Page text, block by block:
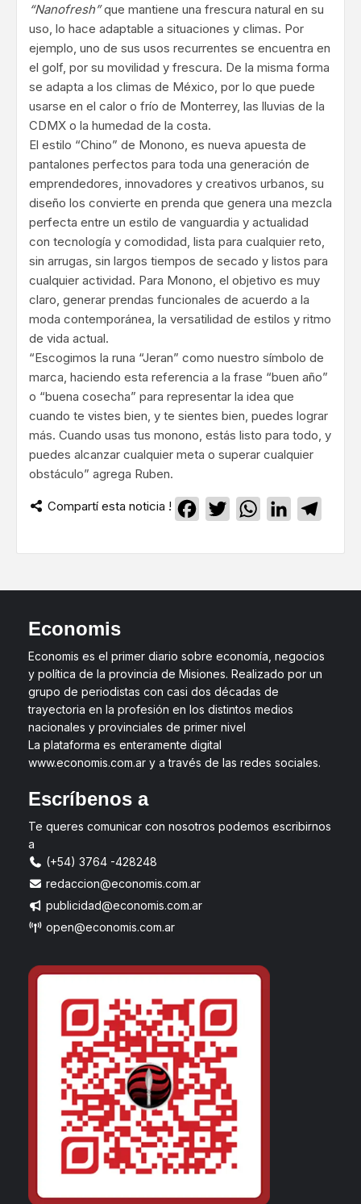
“Nanofresh”que mantiene una frescura natural en su
uso, lo hace adaptable a situaciones y climas. Por
ejemplo, uno de sus usos recurrentes se encuentra en
el golf, por su movilidad y frescura. De la misma forma
se adapta a los climas de México, por lo que puede
usarse en el calor o frío de Monterrey, las lluvias de la
CDMX o la humedad de la costa.
El estilo “Chino” de Monono, es nueva apuesta de
pantalones perfectos para toda una generación de
emprendedores, innovadores y creativos urbanos, su
diseño los convierte en prenda que genera una mezcla
perfecta entre un estilo de vanguardia y actualidad
con tecnología y comodidad, lista para cualquier reto,
sin arrugas, sin largos tiempos de secado y listos para
cualquier actividad. Para Monono, el objetivo es muy
claro, generar prendas funcionales de acuerdo a la
moda contemporánea, la versatilidad de estilos y ritmo
de vida actual.
“Escogimos la runa “Jeran” como nuestro símbolo de
marca, haciendo esta referencia a la frase “buen año”
o “buena cosecha” para representar la idea que
cuando te vistes bien, y te sientes bien, puedes lograr
más. Cuando usas tus monono, estás listo para todo, y
puedes alcanzar cualquier meta o superar cualquier
obstáculo” agrega Ruben.
Compartí esta noticia ! Facebook
TwitterWhatsApp
LinkedIn
Economis
Economis es el primer diario sobre economía, negocios
y política de la provincia de Misiones. Realizado por un
grupo de periodistas con casi dos décadas de
trayectoria en la profesión en los distintos medios
nacionales y provinciales de primer nivel
La plataforma es enteramente digital
www.economis.com.ar y a través de las redes sociales.
Escríbenos a
Te queres comunicar con nosotros podemos escribirnos
a
(+54) 3764 -428248
redaccion@economis.com.ar
publicidad@economis.com.ar
open@economis.com.ar